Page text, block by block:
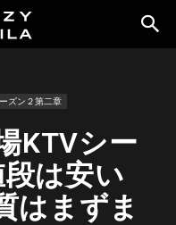
ズン２第二章
KTVシー
は安い
はまずま